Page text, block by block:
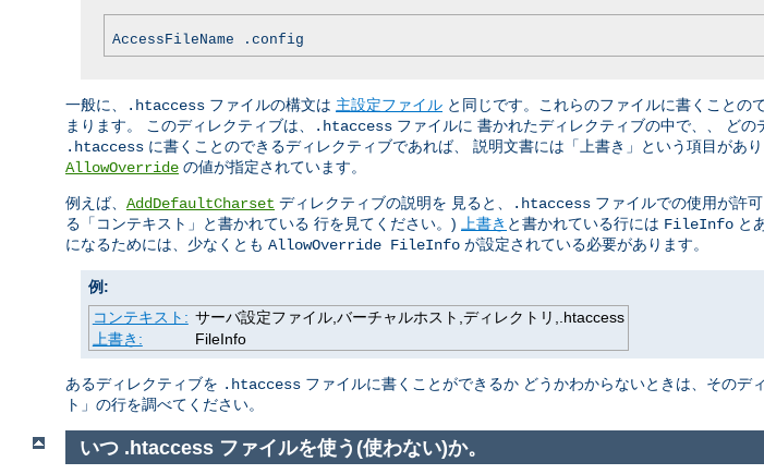
AccessFileName .config
一般に、 .htaccess ファイルの構文は 主設定ファイル と同じです。これらのファイルに書くことの
まります。 このディレクティブは、
.htaccess ファイルに 書かれたディレクティブの中で、、 ど
.htaccess に書くことのできるディレクティブであれば、 説明文書には「上書き」という項目があ
AllowOverride の値が指定されています。
例えば、 AddDefaultCharset ディレクティブの説明を 見ると、 .htaccess ファイルでの使用が許
る「コンテキスト」と書かれている 行を見てください。)
上書き と書かれている行には FileInfo と
になるためには、少なくとも AllowOverride FileInfo が設定されている必要があります。
例:
コンテキスト: サーバ設定ファイル,バーチャルホスト,ディレクトリ,.htaccess
上書き:
FileInfo
あるディレクティブを .htaccess ファイルに書くことができるか どうかわからないときは、その
ト」の行を調べてください。
いつ .htaccess ファイルを使う(使わない)か。